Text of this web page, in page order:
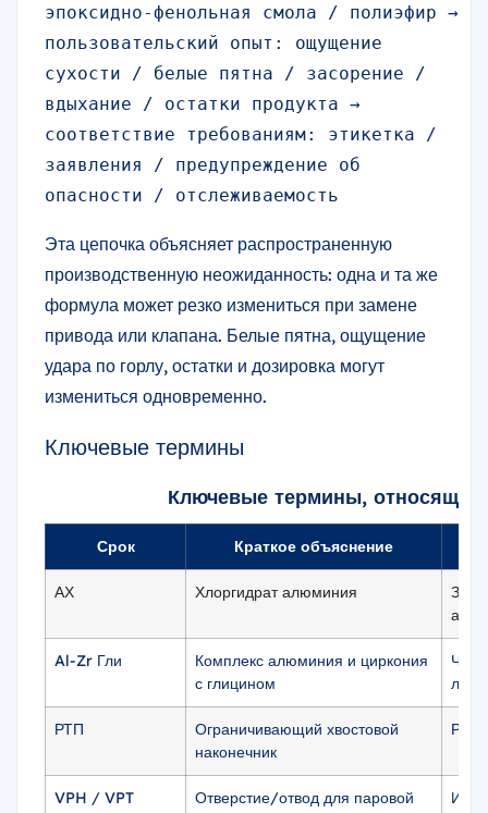
эпоксидно-фенольная смола / полиэфир →
пользовательский опыт: ощущение
сухости / белые пятна / засорение /
вдыхание / остатки продукта →
соответствие требованиям: этикетка /
заявления / предупреждение об
опасности / отслеживаемость
Эта цепочка объясняет распространенную
производственную неожиданность: одна и та же
формула может резко измениться при замене
привода или клапана. Белые пятна, ощущение
удара по горлу, остатки и дозировка могут
измениться одновременно.
Ключевые термины
Ключевые термины,
Срок Краткое объяснение
АХ Хлоргидрат алюминия
Al-Zr Гли
Комплекс алюминия и циркония
с глицином
РТП
Ограничивающий хвостовой
наконечник
VPH / VPT
Отверстие/отвод для паровой